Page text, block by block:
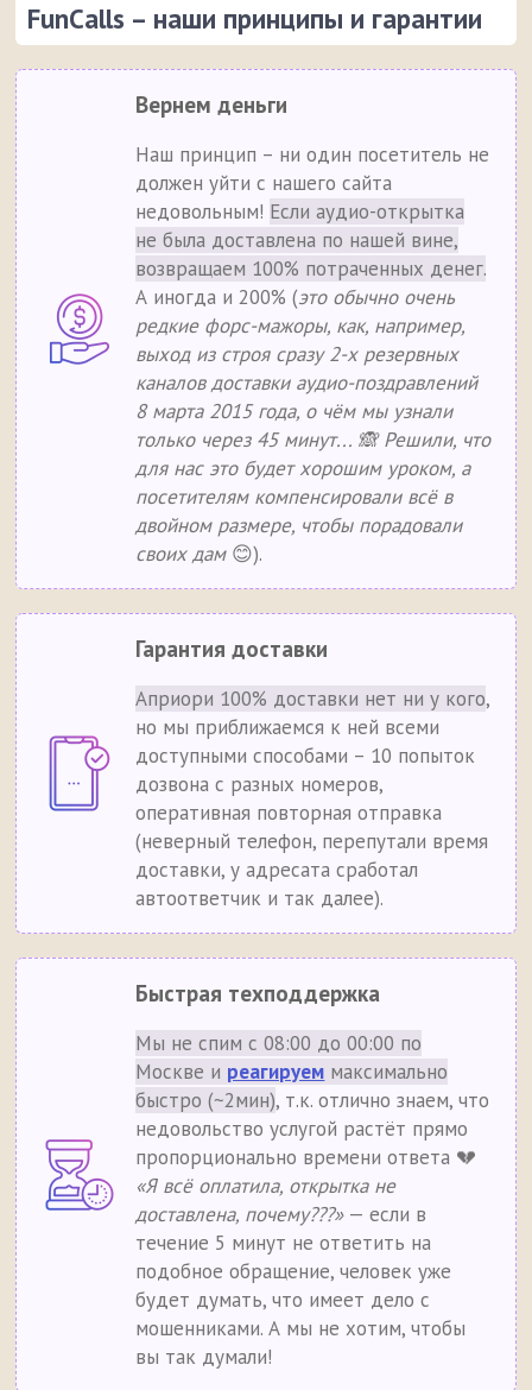
FunCalls – наши принципы и гарантии
Вернем деньги
Наш принцип – ни один посетитель не
должен уйти с нашего сайта
недовольным! Если аудио-открытка
не была доставлена по нашей вине,
возвращаем 100% потраченных денег.
А иногда и 200% (это обычно очень
редкие форс-мажоры, как, например,
выход из строя сразу 2-х резервных
каналов доставки аудио-поздравлений
8 марта 2015 года, о чём мы узнали
только через 45 минут... 🙈 Решили, что
для нас это будет хорошим уроком, а
посетителям компенсировали всё в
двойном размере, чтобы порадовали
своих дам😊).
Гарантия доставки
Априори 100% доставки нет ни у кого,
но мы приближаемся к ней всеми
доступными способами – 10 попыток
дозвона с разных номеров,
оперативная повторная отправка
(неверный телефон, перепутали время
доставки, у адресата сработал
автоответчик и так далее).
Быстрая техподдержка
Мы не спим с 08:00 до 00:00 по
Москве и реагируем максимально
быстро (~2мин), т.к. отлично знаем, что
недовольство услугой растёт прямо
пропорционально времени ответа 💔
«Я всё оплатила, открытка не
доставлена, почему???»— если в
течение 5 минут не ответить на
подобное обращение, человек уже
будет думать, что имеет дело с
мошенниками. А мы не хотим, чтобы
вы так думали!